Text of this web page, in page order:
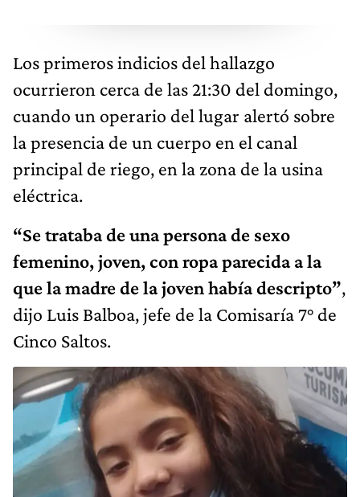
Los primeros indicios del hallazgo
ocurrieron cerca de las 21:30 del domingo,
cuando un operario del lugar alertó sobre
la presencia de un cuerpo en el canal
principal de riego, en la zona de la usina
eléctrica.
“Se trataba de una persona de sexo
femenino, joven, con ropa parecida a la
que la madre de la joven había descripto”,
dijo Luis Balboa, jefe de la Comisaría 7° de
Cinco Saltos.